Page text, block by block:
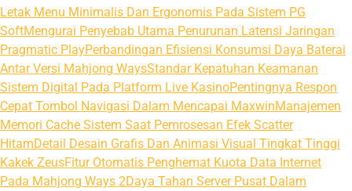
Letak Menu Minimalis Dan Ergonomis Pada Sistem PG
SoftMengurai Penyebab Utama Penurunan Latensi Jaringan
Pragmatic PlayPerbandingan Efisiensi Konsumsi Daya Baterai
Antar Versi Mahjong WaysStandar Kepatuhan Keamanan
Sistem Digital Pada Platform Live KasinoPentingnya Respon
Cepat Tombol Navigasi Dalam Mencapai MaxwinManajemen
Memori Cache Sistem Saat Pemrosesan Efek Scatter
HitamDetail Desain Grafis Dan Animasi Visual Tingkat Tinggi
Kakek ZeusFitur Otomatis Penghemat Kuota Data Internet
Pada Mahjong Ways 2Daya Tahan Server Pusat Dalam